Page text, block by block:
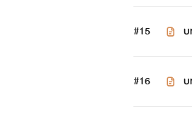
#15
#16 บ